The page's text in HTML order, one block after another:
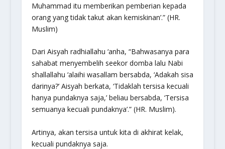
Muhammad itu memberikan pemberian kepada
orang yang tidak takut akan kemiskinan’.” (HR.
Muslim)
Dari Aisyah radhiallahu ‘anha, “Bahwasanya para
sahabat menyembelih seekor domba lalu Nabi
shallallahu ‘alaihi wasallam bersabda, ‘Adakah sisa
darinya?’ Aisyah berkata, ‘Tidaklah tersisa kecuali
hanya pundaknya saja,’ beliau bersabda, ‘Tersisa
semuanya kecuali pundaknya’.” (HR. Muslim).
Artinya, akan tersisa untuk kita di akhirat kelak,
kecuali pundaknya saja.